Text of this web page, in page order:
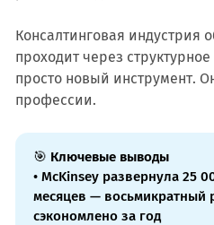
Консалтинговая индустрия
проходит через
просто новый инструмент.
профессии.
🎯 Ключевые выводы
• McKinsey развернула 25
месяцев — восьмикратный
сэкономлено за год